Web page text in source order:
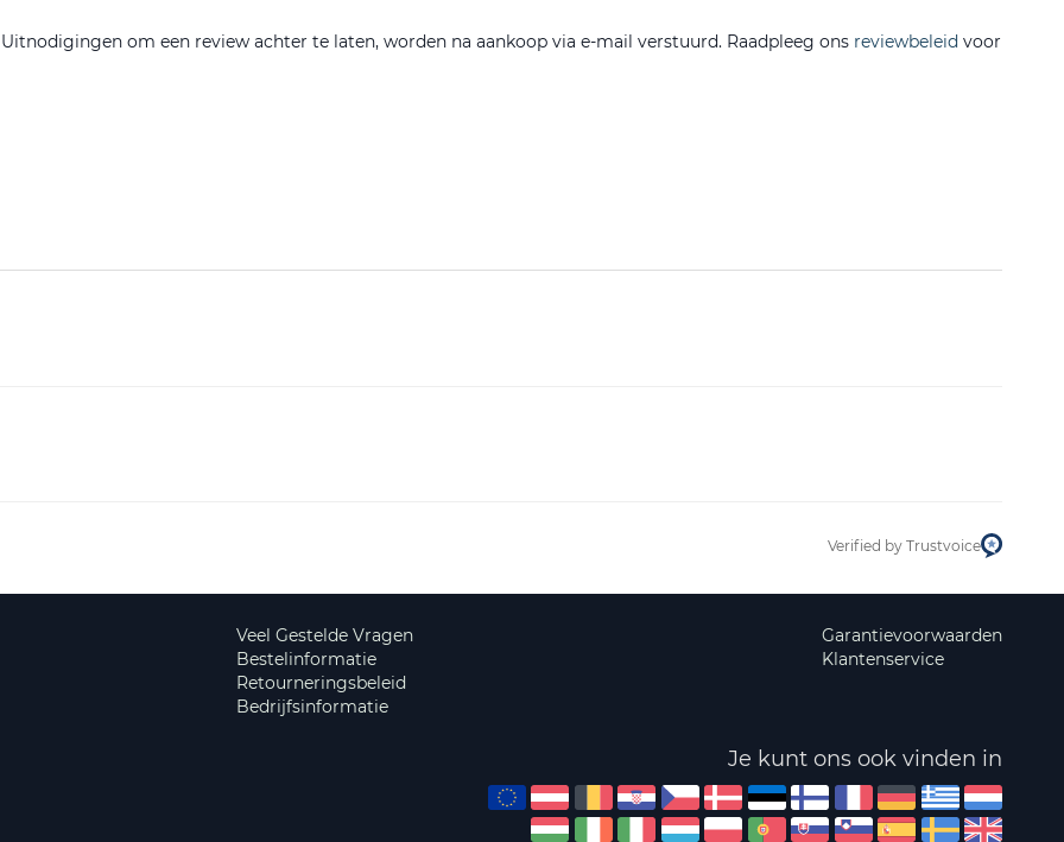
om een review achter te laten, worden na aankoop via e-mail verstuurd. Raadpleeg ons reviewbeleid voor
Verified by Trustvoice
Veel Gestelde Vragen
Bestelinformatie
Retourneringsbeleid
Bedrijfsinformatie
Garantievoorwaarden
Klantenservice
Je kunt ons ook vinden in